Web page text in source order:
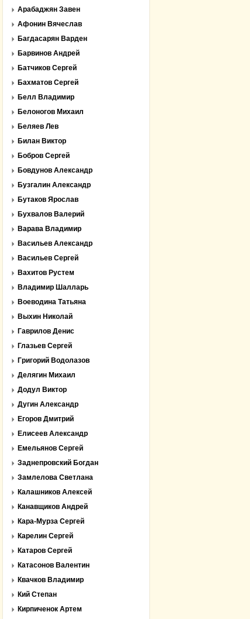
Арабаджян Завен
Афонин Вячеслав
Багдасарян Варден
Барвинов Андрей
Батчиков Сергей
Бахматов Сергей
Белл Владимир
Белоногов Михаил
Беляев Лев
Билан Виктор
Бобров Сергей
Бовдунов Александр
Бузгалин Александр
Бутаков Ярослав
Бухвалов Валерий
Варава Владимир
Васильев Александр
Васильев Сергей
Вахитов Рустем
Владимир Шалларь
Воеводина Татьяна
Выхин Николай
Гаврилов Денис
Глазьев Сергей
Григорий Водолазов
Делягин Михаил
Додул Виктор
Дугин Александр
Егоров Дмитрий
Елисеев Александр
Емельянов Сергей
Заднепровский Богдан
Замлелова Светлана
Калашников Алексей
Канавщиков Андрей
Кара-Мурза Сергей
Карелин Сергей
Катаров Сергей
Катасонов Валентин
Квачков Владимир
Кий Степан
Кирпиченок Артем